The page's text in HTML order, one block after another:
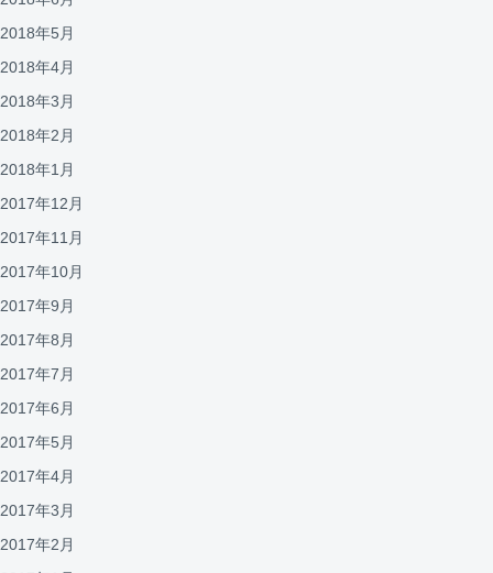
2018年5月
2018年4月
2018年3月
2018年2月
2018年1月
2017年12月
2017年11月
2017年10月
2017年9月
2017年8月
2017年7月
2017年6月
2017年5月
2017年4月
2017年3月
2017年2月